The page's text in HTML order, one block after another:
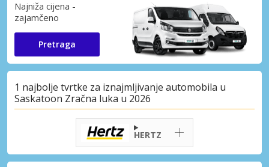
Najniža cijena -
zajamčeno
Pretraga
1 najbolje tvrtke za iznajmljivanje automobila u
Saskatoon Zračna luka u 2026
HERTZ